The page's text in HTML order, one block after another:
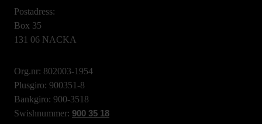
Postadress:
Box 35
131 06 NACKA
Org.nr: 802003-1954
Plusgiro: 900351-8
Bankgiro: 900-3518
Swishnummer: 900 35 18